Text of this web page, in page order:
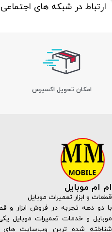
ارتباط در شبکه های اجتماعی
اﻣﮑﺎن ﺗﺤﻮﯾﻞ اﮐﺴﭙﺮس
ام ام موبایل
قطعات و ابزار تعمیرات موبایل
با دو دهه تجربه در فروش ابزار و
موبایل و خدمات تعمیرات موبایل
شناخته شده ترین وب‌سایت های